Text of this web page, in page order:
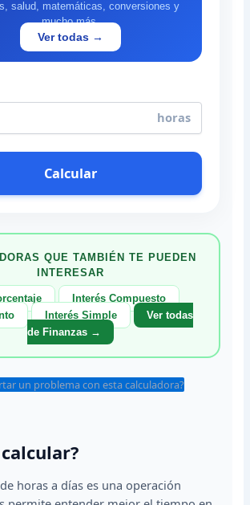
salud, matemáticas, conversiones y
mucho más.
Ver todas →
horas
Calcular
QUE TAMBIÉN TE PUEDEN
INTERESAR
Interés Compuesto
Interés Simple
Ver todas
de Finanzas →
un problema con esta calculadora?
horas a días es una operación